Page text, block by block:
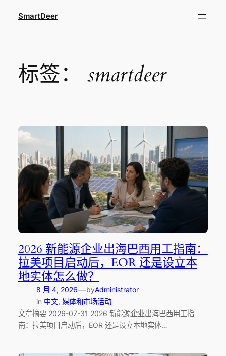
SmartDeer
标签： smartdeer
2026 新能源企业出海巴西用工指南：
拉美项目启动后，EOR 还是设立本
地实体怎么做？
8 月 4, 2026—byAdministrator
in 中文, 媒体和市场活动
文章摘要 2026-07-31 2026 新能源企业出海巴西用工指
南：拉美项目启动后，EOR 还是设立本地实体…